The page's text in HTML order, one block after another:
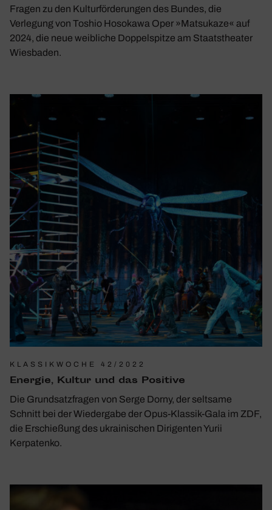
Fragen zu den Kulturförderungen des Bundes, die
Verlegung von Toshio Hosokawa Oper »Matsukaze« auf
2024, die neue weibliche Doppelspitze am Staatstheater
Wiesbaden.
KLASSIKWOCHE 42/2022
Energie, Kultur und das Posi­tive
Die Grundsatzfragen von Serge Dorny, der seltsame
Schnitt bei der Wiedergabe der Opus-Klassik-Gala im ZDF,
die Erschießung des ukrainischen Dirigenten Yurii
Kerpatenko.